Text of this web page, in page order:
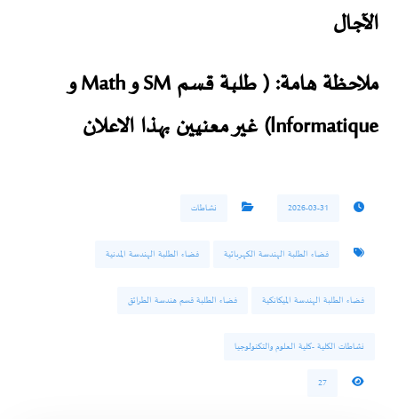
الآجال
ملاحظة هامة: ( طلبة قسم SM و Math و
lnformatique) غير معنيين بهذا الاعلان
2026-03-31 نشاطات
فضاء الطلبة الهندسة الكهربائية فضاء الطلبة الهندسة المدنية
فضاء الطلبة الهندسة الميكانكية فضاء الطلبة قسم هندسة الطرائق
نشاطات الكلية -كلية العلوم والتكنولوجيا
27